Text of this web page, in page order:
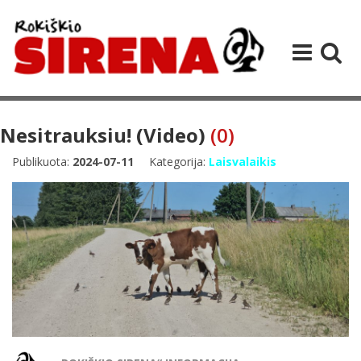
Nesitrauksiu! (Video) (0)
Publikuota: 2024-07-11 Kategorija: Laisvalaikis